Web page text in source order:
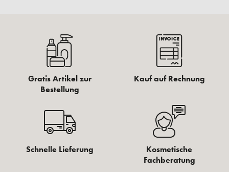
Gratis Artikel zur
Bestellung
Kauf auf Rechnung
Schnelle Lieferung
Kosmetische
Fachberatung